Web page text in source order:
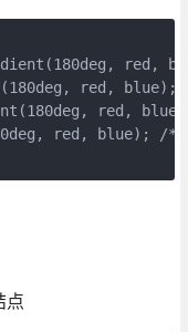
(180deg , red ,
(180deg , red , blue);
(180deg , red , blue
deg , red , blue);
/*
点